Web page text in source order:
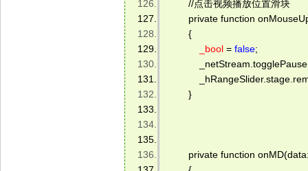
//点击视频播放位置滑块
private function
{
_bool = false;
}
private function